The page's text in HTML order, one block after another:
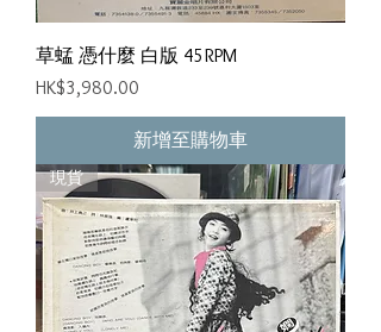
草蜢 憑什麼 白版 45RPM
價格
HK$3,980.00
新增至購物車
現貨